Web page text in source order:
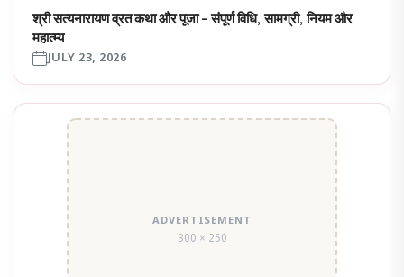
श्री सत्यनारायण व्रत कथा और पूजा – संपूर्ण विधि, सामग्री, नियम और
महात्म्य
JULY 23, 2026
ADVERTISEMENT
300 × 250